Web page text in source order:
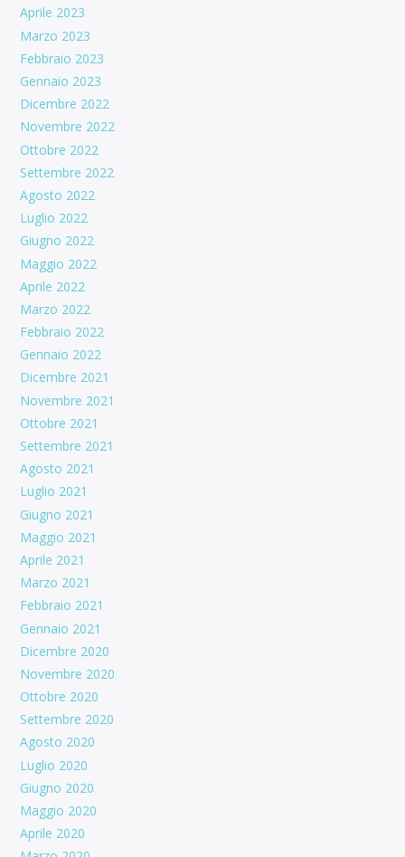
Aprile 2023
Marzo 2023
Febbraio 2023
Gennaio 2023
Dicembre 2022
Novembre 2022
Ottobre 2022
Settembre 2022
Agosto 2022
Luglio 2022
Giugno 2022
Maggio 2022
Aprile 2022
Marzo 2022
Febbraio 2022
Gennaio 2022
Dicembre 2021
Novembre 2021
Ottobre 2021
Settembre 2021
Agosto 2021
Luglio 2021
Giugno 2021
Maggio 2021
Aprile 2021
Marzo 2021
Febbraio 2021
Gennaio 2021
Dicembre 2020
Novembre 2020
Ottobre 2020
Settembre 2020
Agosto 2020
Luglio 2020
Giugno 2020
Maggio 2020
Aprile 2020